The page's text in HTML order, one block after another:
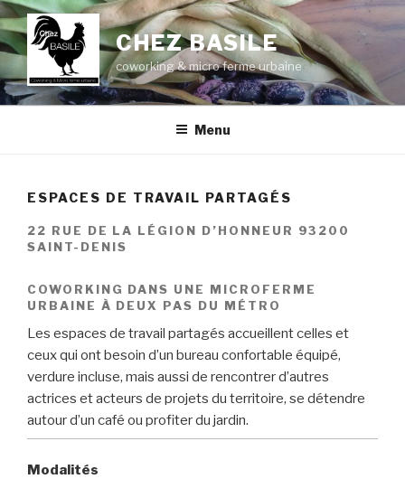
Aller
au
contenu
principal
CHEZ BASILE
coworking & micro ferme urbaine
Menu
ESPACES DE TRAVAIL PARTAGÉS
22 RUE DE LA LÉGION D’HONNEUR 93200
SAINT-DENIS
COWORKING DANS UNE MICROFERME
URBAINE À DEUX PAS DU MÉTRO
Les espaces de travail partagés accueillent celles et
ceux qui ont besoin d’un bureau confortable équipé,
verdure incluse, mais aussi de rencontrer d’autres
actrices et acteurs de projets du territoire, se détendre
autour d’un café ou profiter du jardin.
Modalités